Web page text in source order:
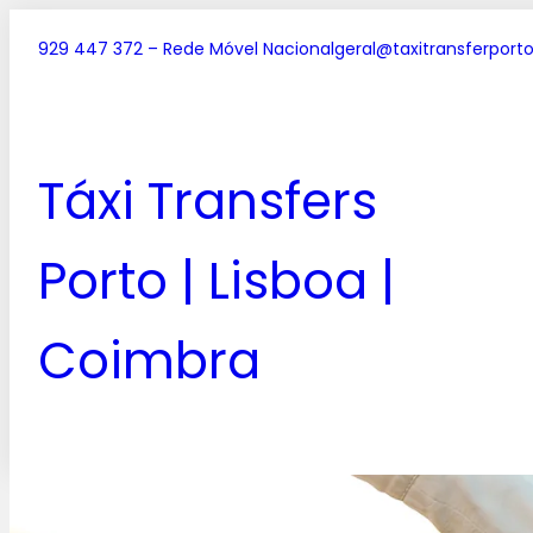
929 447 372 – Rede Móvel Nacional
Táxi Transfers
Porto | Lisboa |
Coimbra